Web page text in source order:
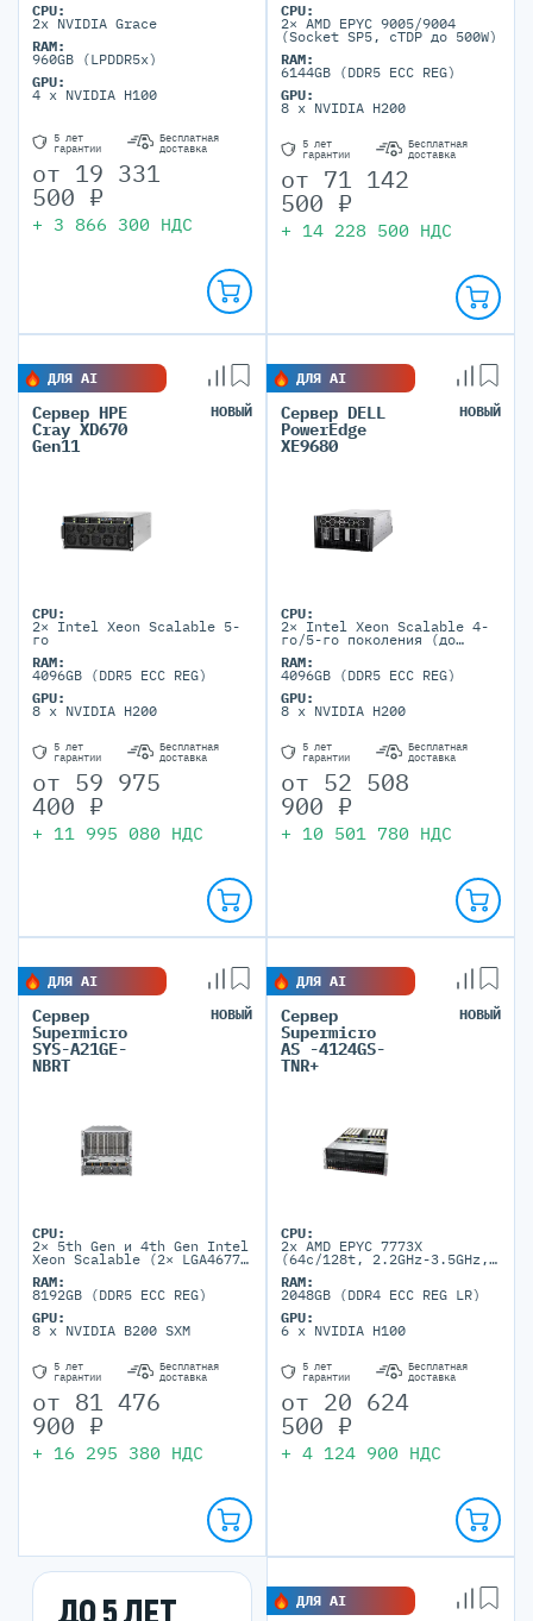
CPU:
2x NVIDIA Grace
RAM:
960GB (LPDDR5x)
GPU:
4 x NVIDIA H100
5 лет
гарантии
Бесплатная
доставка
от 19 331
500 ₽
+ 3 866 300 НДС
CPU:
2× AMD EPYC 9005/9004
(Socket SP5, cTDP до 500W)
RAM:
6144GB (DDR5 ECC REG)
GPU:
8 x NVIDIA H200
5 лет
гарантии
Бесплатная
доставка
от 71 142
500 ₽
+ 14 228 500 НДС
ДЛЯ AI
Сервер HPE
Cray XD670
Gen11
НОВЫЙ
CPU:
2× Intel Xeon Scalable 5-
го
RAM:
4096GB (DDR5 ECC REG)
GPU:
8 x NVIDIA H200
5 лет
гарантии
Бесплатная
доставка
от 59 975
400 ₽
+ 11 995 080 НДС
ДЛЯ AI
Сервер DELL
PowerEdge
XE9680
НОВЫЙ
CPU:
2× Intel Xeon Scalable 4-
го/5-го поколения (до
RAM:
4096GB (DDR5 ECC REG)
GPU:
8 x NVIDIA H200
5 лет
гарантии
Бесплатная
доставка
от 52 508
900 ₽
+ 10 501 780 НДС
ДЛЯ AI
Сервер
Supermicro
SYS-A21GE-
NBRT
НОВЫЙ
CPU:
2× 5th Gen и 4th Gen Intel
Xeon Scalable (2× LGA4677,
RAM:
8192GB (DDR5 ECC REG)
GPU:
8 x NVIDIA B200 SXM
5 лет
гарантии
Бесплатная
доставка
от 81 476
900 ₽
+ 16 295 380 НДС
ДЛЯ AI
Сервер
Supermicro
AS -4124GS-
TNR+
НОВЫЙ
CPU:
2x AMD EPYC 7773X
(64c/128t, 2.2GHz-3.5GHz,
RAM:
2048GB (DDR4 ECC REG LR)
GPU:
6 x NVIDIA H100
5 лет
гарантии
Бесплатная
доставка
от 20 624
500 ₽
+ 4 124 900 НДС
ДЛЯ AI